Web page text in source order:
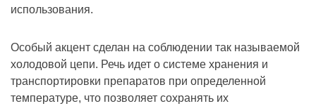
использования.
Особый акцент сделан на соблюдении так называемой
холодовой цепи. Речь идет о системе хранения и
транспортировки препаратов при определенной
температуре, что позволяет сохранять их